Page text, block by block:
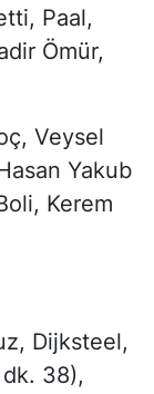
Paal,
Ömür,
Veysel
Yakub
Kerem
Dijksteel,
38),